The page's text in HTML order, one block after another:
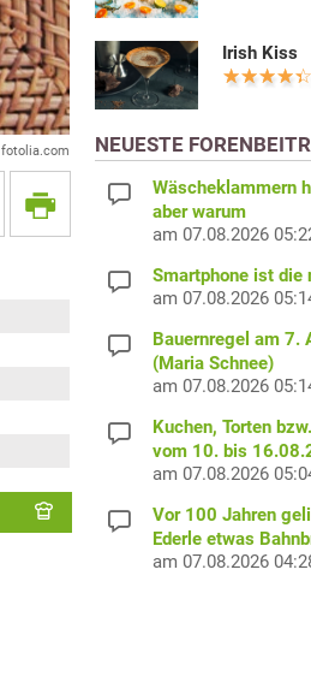
fotolia.com
Irish Kiss
NEUESTE
Wäscheklammern
aber warum
am 07.08.2026
Smartphone ist die
am 07.08.2026
Bauernregel am 7.
(Maria Schnee)
am 07.08.2026
Kuchen, Torten
vom 10. bis
am 07.08.2026
Vor 100 Jahren
Ederle etwas
am 07.08.2026